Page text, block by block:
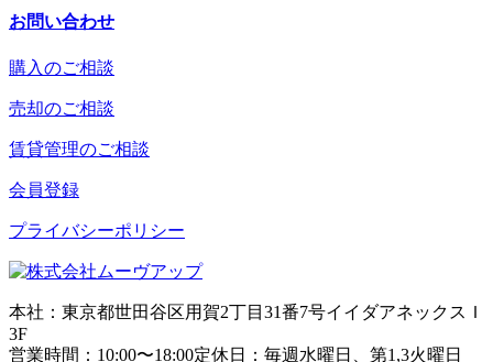
お問い合わせ
購入のご相談
売却のご相談
賃貸管理のご相談
会員登録
プライバシーポリシー
本社：東京都世田谷区用賀2丁目31番7号イイダアネックスＩ
3F
営業時間：10:00〜18:00定休日：毎週水曜日、第1,3火曜日